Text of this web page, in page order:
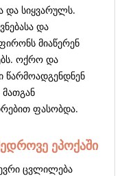
და სიყვარულს.
და
მიაწერენ
ოქრო და
წარმოადგენდნენ
ფასობდა.
ეპოქაში
ცვლილება